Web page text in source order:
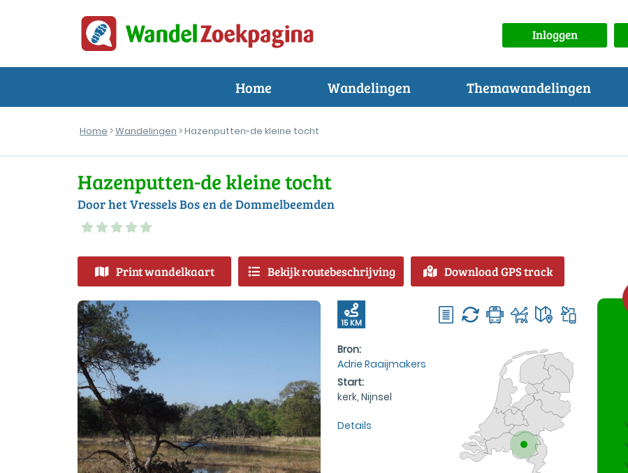
Inloggen
Home Wandelingen Themawandelingen
Home >Wandelingen > Hazenputten-de kleine tocht
Hazenputten-de kleine tocht
Door het Vressels Bos en de Dommelbeemden
Print wandelkaart Bekijk routebeschrijving Download GPS track
15 KM
Bron:
Adrie Raaijmakers
Start:
kerk, Nijnsel
Details